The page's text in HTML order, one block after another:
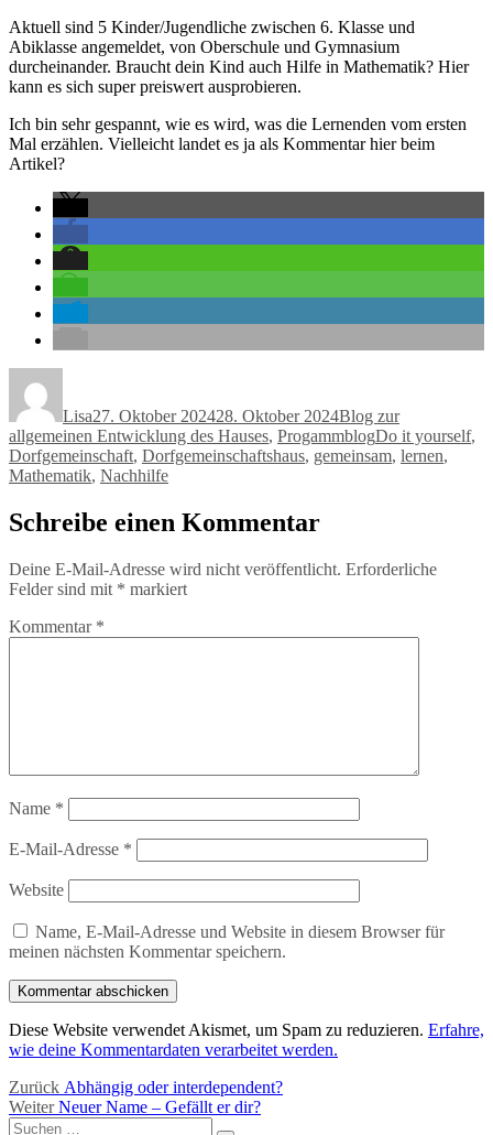
Aktuell sind 5 Kinder/Jugendliche zwischen 6. Klasse und
Abiklasse angemeldet, von Oberschule und Gymnasium
durcheinander. Braucht dein Kind auch Hilfe in Mathematik? Hier
kann es sich super preiswert ausprobieren.
Ich bin sehr gespannt, wie es wird, was die Lernenden vom ersten
Mal erzählen. Vielleicht landet es ja als Kommentar hier beim
Artikel?
Lisa27. Oktober 202428. Oktober 2024Blog zur
allgemeinen Entwicklung des Hauses, ProgammblogSchlagwörter
Do it yourself,
Dorfgemeinschaft, Dorfgemeinschaftshaus, gemeinsam, lernen,
Mathematik, Nachhilfe
Schreibe einen Kommentar
Deine E-Mail-Adresse wird nicht veröffentlicht. Erforderliche
Felder sind mit * markiert
Kommentar *
Name *
E-Mail-Adresse *
Website
Name, E-Mail-Adresse und Website in diesem Browser für
meinen nächsten Kommentar speichern.
Diese Website verwendet Akismet, um Spam zu reduzieren. Erfahre,
wie deine Kommentardaten verarbeitet werden.
Beitragsnavigation
Zurück Vorheriger
Beitrag:
Abhängig oder interdependent?
Weiter Nächster
Beitrag:
Neuer Name – Gefällt er dir?
Suchen